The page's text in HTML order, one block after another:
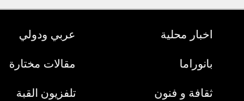
اخبار محلية عربي ودولي
بانوراما مقالات مختارة
ثقافة و فنون تلفزيون القبة